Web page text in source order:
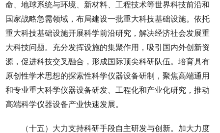
命、地球系统与环境、新材料、工程技术等世界科技前沿和
国家战略急需领域，布局建设一批重大科技基础设施。依托
重大科技基础设施开展科学前沿研究，解决经济社会发展重
大科技问题。充分发挥设施的集聚作用，吸引国内外创新资
源，促进科技交叉融合，形成国际顶尖科研队伍。培育具有
原创性学术思想的探索性科学仪器设备研制，聚焦高端通用
和专业重大科学仪器设备研发、工程化和产业化研究，推动
高端科学仪器设备产业快速发展。
（十五）大力支持科研手段自主研发与创新。加大力度